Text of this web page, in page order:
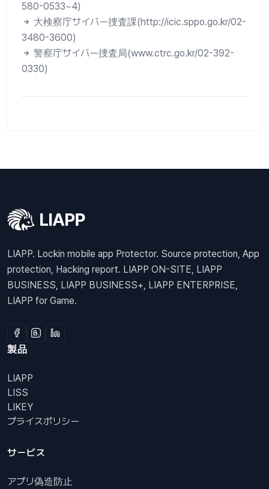
580-0533~4)
大検察庁サイバー捜査課(http://icic.sppo.go.kr/02-
3480-3600)
警察庁サイバー捜査局(www.ctrc.go.kr/02-392-
0330)
LIAPP. Lockin mobile app Protector. Source protection, App
protection, Hacking report. LIAPP ON-SITE, LIAPP
BUSINESS, LIAPP BUSINESS+, LIAPP ENTERPRISE,
LIAPP for Game.
製品
LIAPP
LISS
LIKEY
プライスポリシー
サービス
アプリ偽造防止